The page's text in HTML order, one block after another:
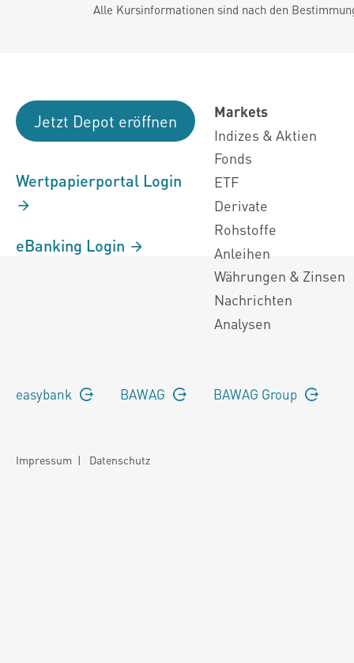
Alle Kursinformationen sind nach den
Jetzt Depot eröffnen
Wertpapierportal Login
eBanking Login
Markets
Indizes & Aktien
Fonds
ETF
Derivate
Rohstoffe
Anleihen
Währungen & Zinsen
Nachrichten
Analysen
easybank BAWAG BAWAG Group
Impressum | Datenschutz